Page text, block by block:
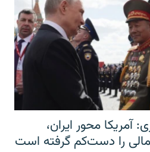
آمریکا محور ایران،
را دست‌کم گرفته است